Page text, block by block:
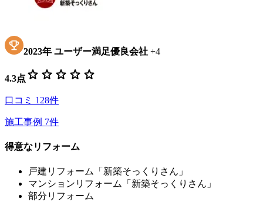
2023年 ユーザー満足優良会社 +4
4.3点 star star star star star
口コミ 128件
施工事例 7件
得意なリフォーム
戸建リフォーム「新築そっくりさん」
マンションリフォーム「新築そっくりさん」
部分リフォーム